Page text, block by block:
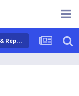
Sony Ericsson Xperia Arc S - Aides, Questions & Réponses